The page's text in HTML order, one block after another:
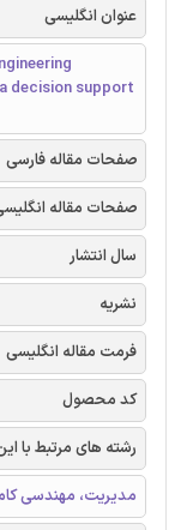
عنوان انگلیسی
decision support
صفحات مقاله فارسی
صفحات مقاله
سال انتشار
نشریه
فرمت مقاله انگلیسی
کد محصول
رشته های مرتبط با
مدیریت، مهندسی